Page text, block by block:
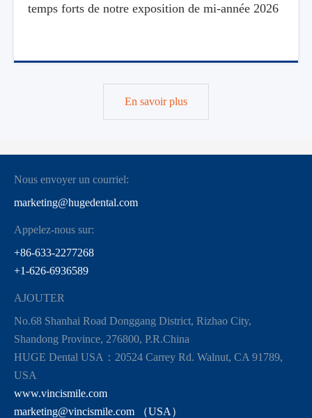
temps forts de notre exposition de mi-année 2026
En savoir plus
Nous envoyer un courriel:
marketing@hugedental.com
Appelez-nous sur:
+86-633-2277268
+1-626-6936589
AJOUTER
No.68 Shanhai Road Donggang District, Rizhao City,
Shandong Province, 276800, P.R.China
HUGE Dental USA：20524 Carrey Rd. Walnut, CA 91789,
USA
www.vincismile.com
marketing@vincismile.com （USA）